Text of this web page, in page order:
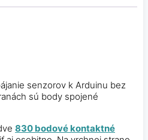
senzorov k Arduinu bez
sú body spojené
830 bodové kontaktné